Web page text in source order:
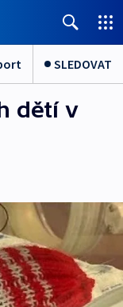
SLEDOVAT
dětí v